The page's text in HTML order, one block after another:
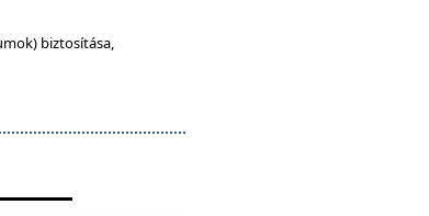
biztosítása,